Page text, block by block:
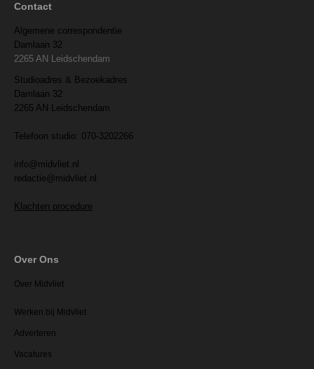
Contact
Algemene correspondentie
Damlaan 32
2265 AN Leidschendam
Studioadres & Bezoekadres
Damlaan 32
2265 AN Leidschendam
Telefoon studio: 070-3202266
info@midvliet.nl
redactie@midvliet.nl
Klachten procedure
Over Ons
Over Midvliet
Werken bij Midvliet
Adverteren
Vacatures